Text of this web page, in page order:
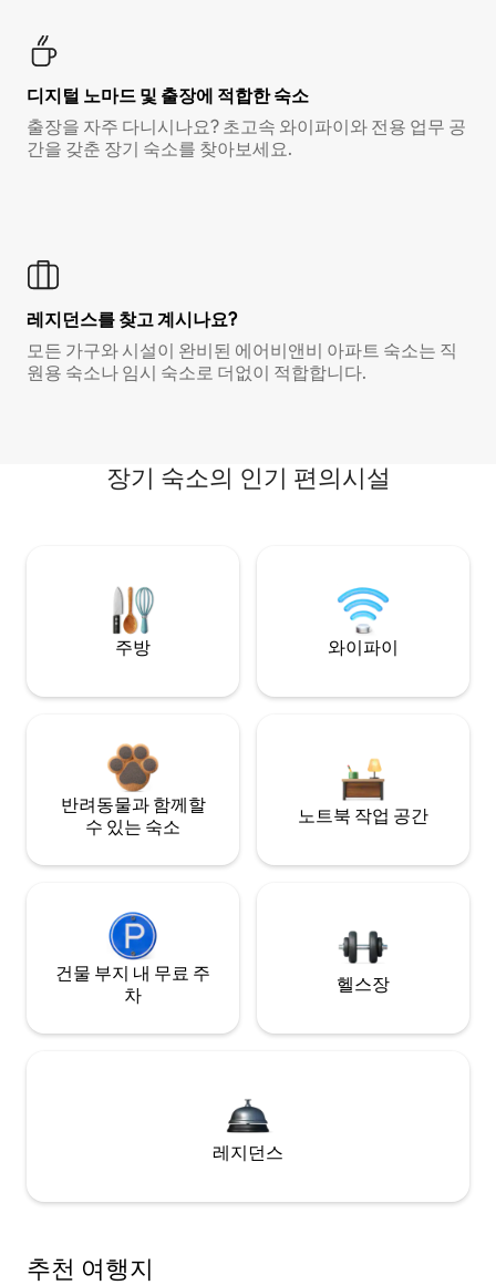
디지털 노마드 및 출장에 적합한 숙소
출장을 자주 다니시나요? 초고속 와이파이와 전용 업무 공
간을 갖춘 장기 숙소를 찾아보세요.
레지던스를 찾고 계시나요?
모든 가구와 시설이 완비된 에어비앤비 아파트 숙소는 직
원용 숙소나 임시 숙소로 더없이 적합합니다.
장기 숙소의 인기 편의시설
주방 와이파이
반려동물과 함께할
수 있는 숙소
노트북 작업 공간
건물 부지 내 무료 주
차
헬스장
레지던스
추천 여행지